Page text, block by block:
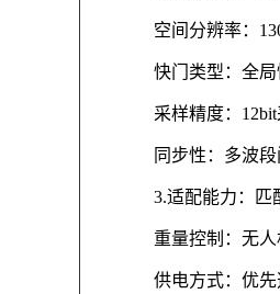
空间分辨率：
快门类型：全
采样精度：
同步性：多波
3.适配能力：匹
重量控制：无
供电方式：优